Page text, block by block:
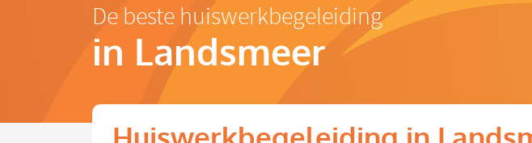
De beste huiswerkbegeleiding
in Landsmeer